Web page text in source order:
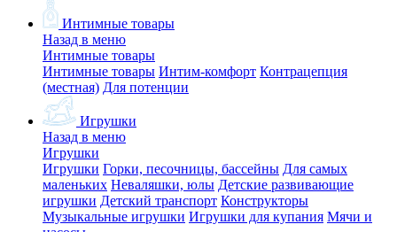
Интимные товары
Назад в меню
Интимные товары
Интимные товары Интим-комфорт Контрацепция
(местная) Для потенции
Игрушки
Назад в меню
Игрушки
Игрушки Горки, песочницы, бассейны Для самых
маленьких Неваляшки, юлы Детские развивающие
игрушки Детский транспорт Конструкторы
Музыкальные игрушки Игрушки для купания Мячи и